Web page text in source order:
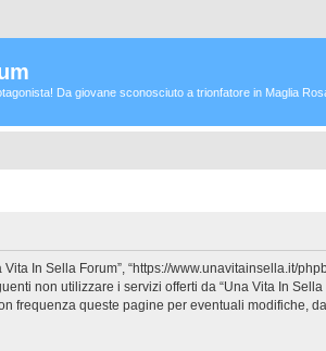
Da giovane sconosciuto a trionfatore in Maglia
Vita In Sella Forum”, “https://www.unavitainsella.it/
non utilizzare i servizi offerti da “Una Vita In
queste pagine per eventuali modifiche,